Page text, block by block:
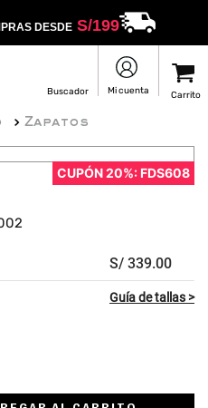
DESDES/199
Zapatos
CUPÓN 20%: FDS608
S/ 339.00